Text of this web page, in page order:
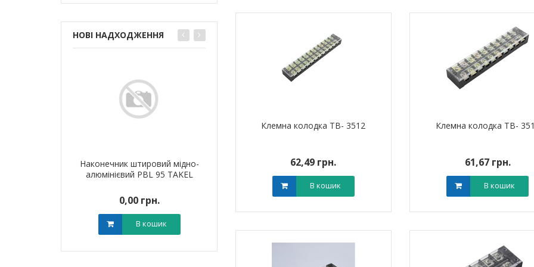
НОВІ НАДХОДЖЕННЯ
Наконечник штировий мідно-
алюмінієвий PBL 95 TAKEL
0,00 грн.
В кошик
Обплетення для кабелю
WPET-12 LEE
0,00 грн.
алюмінієвий PBL 70 TAKEL
Клемна колодка TB- 3512
62,49 грн.
В кошик
Клемна колодка TB-
61,67 грн.
В кошик